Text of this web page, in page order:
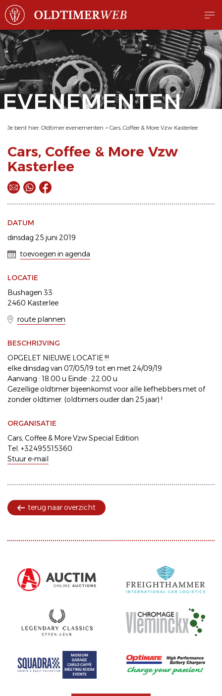
EVENEMENTEN
Je bent hier: Oldtimer evenementen > Cars, Coffee & More Vzw Kasterlee
Cars, Coffee & More Vzw
Kasterlee
DATUM
dinsdag 25 juni 2019
toevoegen in agenda
LOCATIE
Bushagen 33
2460 Kasterlee
route plannen
BESCHRIJVING
OPGELET NIEUWE LOCATIE !!!
elke dinsdag van 07/05/19 tot en met 24/09/19
Aanvang : 18.00 u Einde : 22.00 u
Gezellige oldtimer bijeenkomst voor alle liefhebbers met of
zonder oldtimer. (oldtimers ouder dan 25 jaar) !
ORGANISATIE
Cars, Coffee & More Vzw Special Edition
Tel. +32495515360
Stuur e-mail
terug naar overzicht